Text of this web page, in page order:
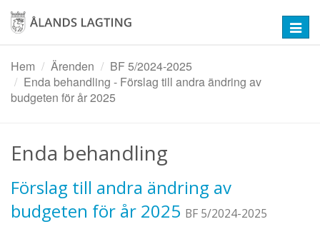
Hoppa
huvudinnehåll
Hem
Ärenden
BF 5/2024-2025
Enda behandling - Förslag till andra ändring av
budgeten för år 2025
Enda behandling
Förslag till andra ändring av
budgeten för år 2025 BF 5/2024-2025